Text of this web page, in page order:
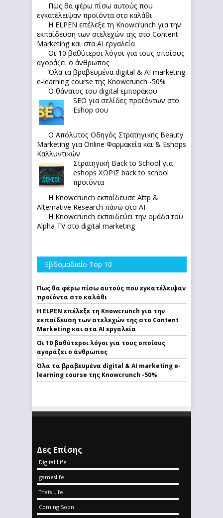
Πως θα φέρω πίσω αυτούς που
εγκατέλειψαν προϊόντα στο καλάθι
Η ELPEN επέλεξε τη Knowcrunch για την
εκπαίδευση των στελεχών της στο Content
Marketing και στα AI εργαλεία
Οι 10 βαθύτεροι λόγοι για τους οποίους
αγοράζει ο άνθρωπος
Όλα τα βραβευμένα digital & AI marketing
e-learning course της Knowcrunch -50%
Ο θάνατος του digital εμποράκου
SEO για σελίδες προϊόντων στο
Eshop σου
Ο Απόλυτoς Οδηγός Στρατηγικής Beauty
Marketing για Online Φαρμακεία και & Eshops
Καλλυντικών
Στρατηγική Back to School για
eshops ΧΩΡΙΣ back to school
προϊόντα
Η Knowcrunch εκπαίδευσε Attp &
Alternative Research πάνω στο ΑΙ
Η Knowcrunch εκπαιδεύει την ομάδα του
Alpha TV στο digital marketing
Εβδομαδιαίο Top 10
Πως θα φέρω πίσω αυτούς που εγκατέλειψαν
προϊόντα στο καλάθι
Η ELPEN επέλεξε τη Knowcrunch για την
εκπαίδευση των στελεχών της στο Content
Marketing και στα AI εργαλεία
Οι 10 βαθύτεροι λόγοι για τους οποίους
αγοράζει ο άνθρωπος
Όλα τα βραβευμένα digital & AI marketing e-
learning course της Knowcrunch -50%
Δες Επίσης
Digital Life
gameslife
Thats Life
Coming Soon